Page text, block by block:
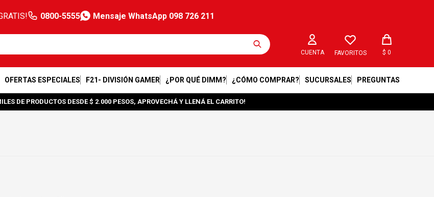
0800-5555 Mensaje WhatsApp 098 726 211
OFERTAS ESPECIALES F21- DIVISIÓN GAMER ¿POR QUÉ DIMM? ¿CÓMO COMPRAR? SUCURSALES PREGUNTAS
FAVORITOS $ 0
DE PRODUCTOS DESDE $ 2.000 PESOS, APROVECHÁ Y LLENÁ EL CARRITO!